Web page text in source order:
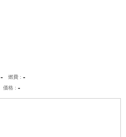
- 燃費 -
価格 -